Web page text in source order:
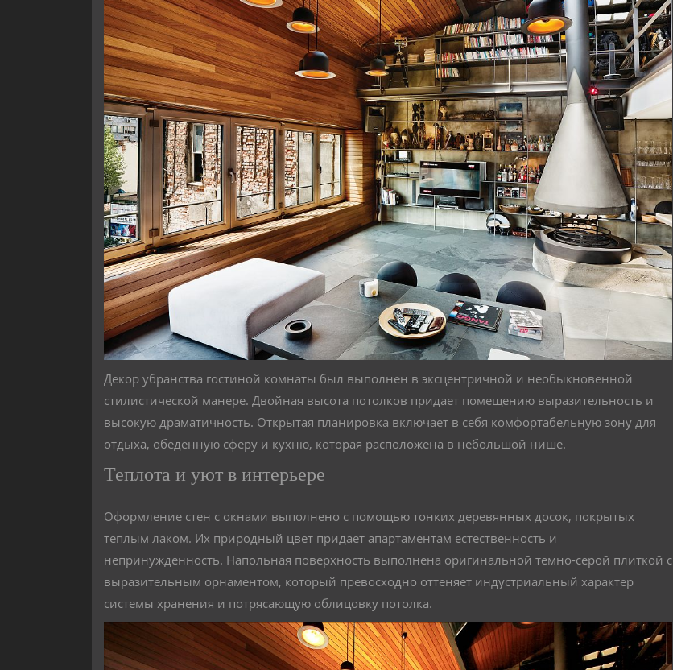
Декор убранства гостиной комнаты был выполнен в эксцентричной и необыкновенной
стилистической манере. Двойная высота потолков придает помещению выразительность и
высокую драматичность. Открытая планировка включает в себя комфортабельную зону для
отдыха, обеденную сферу и кухню, которая расположена в небольшой нише.
Теплота и уют в интерьере
Оформление стен с окнами выполнено с помощью тонких деревянных досок, покрытых
теплым лаком. Их природный цвет придает апартаментам естественность и
непринужденность. Напольная поверхность выполнена оригинальной темно-серой плиткой с
выразительным орнаментом, который превосходно оттеняет индустриальный характер
системы хранения и потрясающую облицовку потолка.